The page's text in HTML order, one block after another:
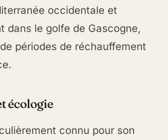
occidentale et
dans le golfe de Gascogne,
périodes de réchauffement
écologie
connu pour son